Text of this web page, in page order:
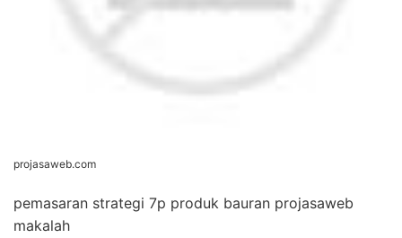
projasaweb.com
pemasaran strategi 7p produk bauran projasaweb
makalah